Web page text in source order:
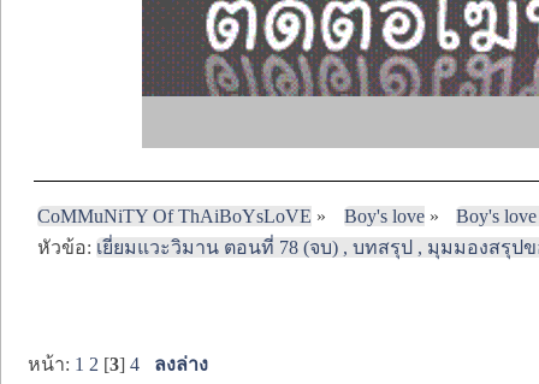
CoMMuNiTY Of ThAiBoYsLoVE » Boy's love»
Boy's
หัวข้อ: เยี่ยมแวะวิมาน ตอนที่ 78 (จบ) , บทสรุป , มุมมองสรุป
หน้า: 1 2 [3]4 ลงล่าง